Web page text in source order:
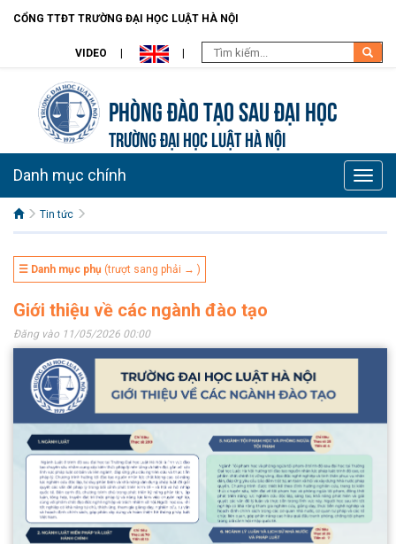
CỔNG TTĐT TRƯỜNG ĐẠI HỌC LUẬT HÀ NỘI
VIDEO
Phòng Đào tạo Sau đại học
TRƯỜNG ĐẠI HỌC LUẬT HÀ NỘI
Toggle
Danh mục chính
Tin tức
☰ Danh mục phụ (trượt sang phải → )
Giới thiệu về các ngành đào tạo
Đăng vào 11/05/2026 00:00